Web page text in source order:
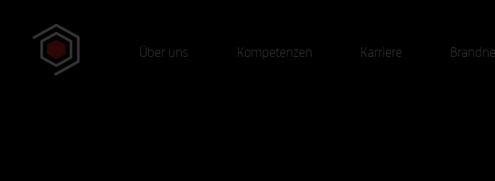
Über uns Kompetenzen Karriere